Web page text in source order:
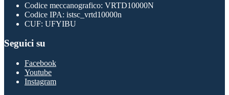
Codice meccanografico: VRTD10000N
Codice IPA: istsc_vrtd10000n
CUF: UFYIBU
Seguici su
Facebook
Youtube
Instagram